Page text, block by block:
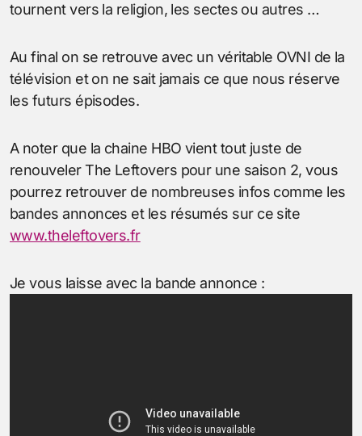
tournent vers la religion, les sectes ou autres …
Au final on se retrouve avec un véritable OVNI de la
télévision et on ne sait jamais ce que nous réserve
les futurs épisodes.
A noter que la chaine HBO vient tout juste de
renouveler The Leftovers pour une saison 2, vous
pourrez retrouver de nombreuses infos comme les
bandes annonces et les résumés sur ce site
www.theleftovers.fr
Je vous laisse avec la bande annonce :